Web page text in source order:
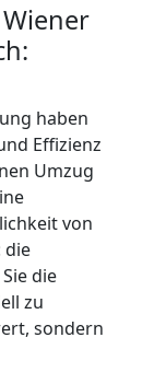
haben
Effizienz
Umzug
von
die
die
zu
sondern